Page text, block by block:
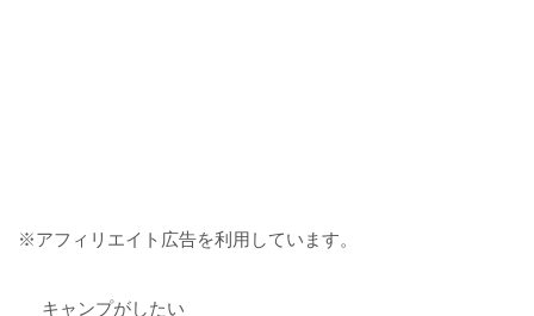
※アフィリエイト広告を利用しています。
キャンプがしたい